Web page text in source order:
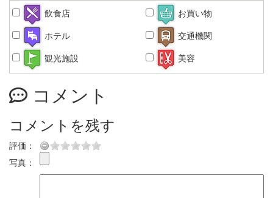
飲食店 お買い物
ホテル 交通機関
観光施設 美容
コメント
コメントを残す
評価：
写真：